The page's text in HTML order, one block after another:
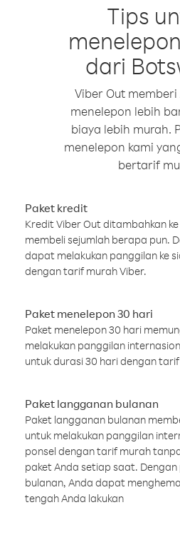
Tips
dari
Viber Out
menelepon lebih
biaya lebih murah.
menelepon kami
bertarif
Paket kredit
Kredit Viber Out ditambahkan
membeli sejumlah berapa pun.
dapat melakukan panggilan ke
dengan tarif murah Viber.
Paket menelepon 30 hari
Paket menelepon 30 hari
melakukan panggilan
untuk durasi 30 hari dengan
Paket langganan bulanan
Paket langganan bulanan
untuk melakukan panggilan
ponsel dengan tarif murah
paket Anda setiap saat.
bulanan, Anda dapat
tengah Anda lakukan